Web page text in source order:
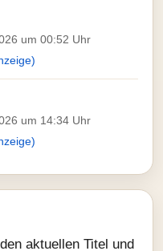
um 00:52 Uhr
um 14:34 Uhr
aktuellen Titel und